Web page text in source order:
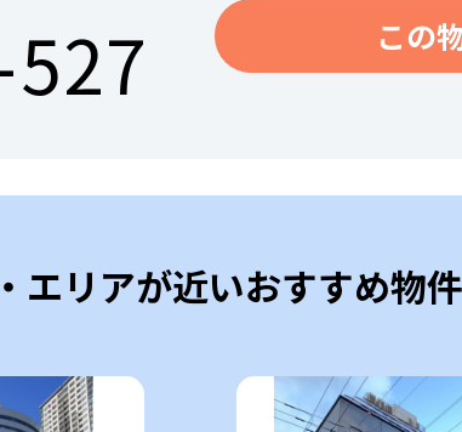
この
エリアが近いおすすめ物件